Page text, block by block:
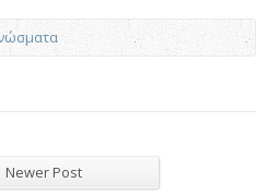
Newer Post